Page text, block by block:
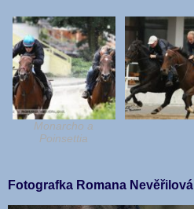
Monarcho a
Poinsettia
Fotografka Romana Nevěřilová